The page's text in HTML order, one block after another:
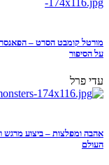
מורטל קומבט הסרט –
על הסיפור
עדי פרל
אהבה ומפלצות – ביצוע מרגש
העולם